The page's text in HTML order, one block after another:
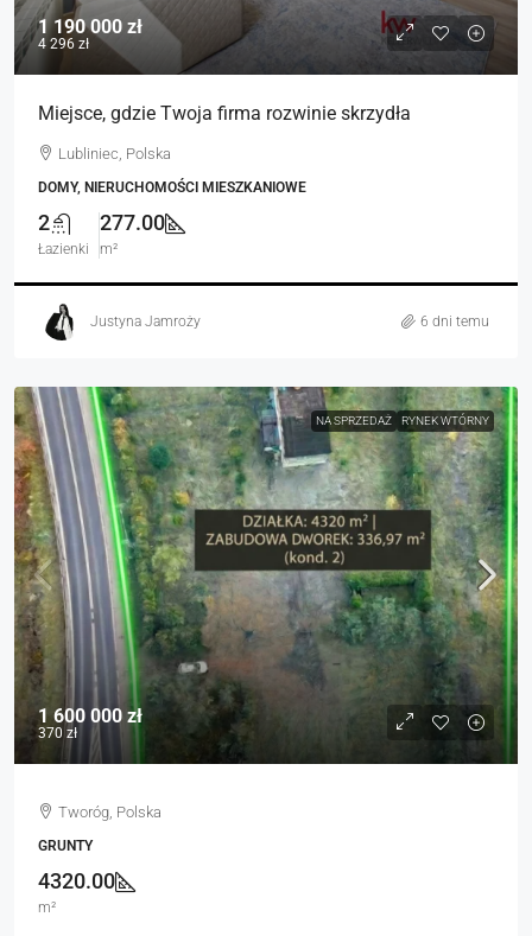
1 190 000 zł
4 296 zł
Miejsce, gdzie Twoja firma rozwinie skrzydła
Lubliniec, Polska
DOMY, NIERUCHOMOŚCI MIESZKANIOWE
2
Łazienki
277.00
m²
Justyna Jamroży 6 dni temu
NA SPRZEDAŻ RYNEK WTÓRNY
1 600 000 zł
370 zł
Tworóg, Polska
GRUNTY
4320.00
m²